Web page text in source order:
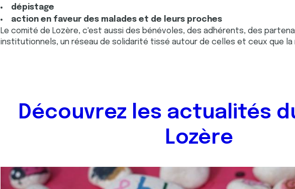
dépistage
action en faveur des malades et de leurs proches
Le comité de Lozère, c'est aussi des bénévoles, des adhérents, des
institutionnels, un réseau de solidarité tissé autour de celles et ceux que la
Découvrez les actualités
Lozère